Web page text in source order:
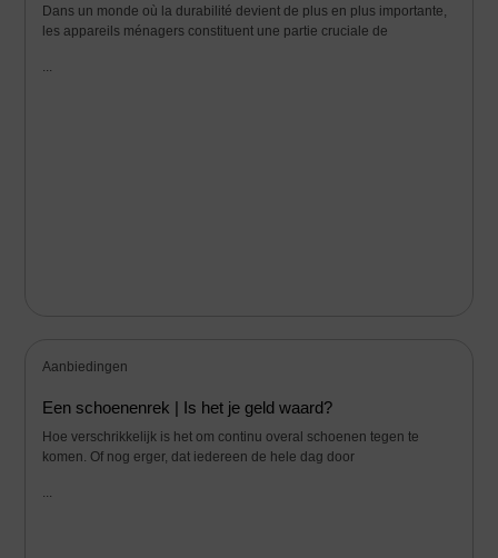
Dans un monde où la durabilité devient de plus en plus importante,
les appareils ménagers constituent une partie cruciale de
...
Aanbiedingen
Een schoenenrek | Is het je geld waard?
Hoe verschrikkelijk is het om continu overal schoenen tegen te
komen. Of nog erger, dat iedereen de hele dag door
...